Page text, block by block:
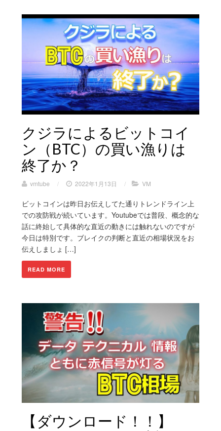
クジラによるビットコイ
ン（BTC）の買い漁りは
終了か？
vmtube / 2022年1月13日 / VM
ビットコインは昨日お伝えしてた通りトレンドライン上
での攻防戦が続いています。Youtubeでは普段、概念的な
話に終始して具体的な直近の動きには触れないのですが
今日は特別です。ブレイクの判断と直近の相場状況をお
伝えしましょ […]
READ MORE
【ダウンロード！！】